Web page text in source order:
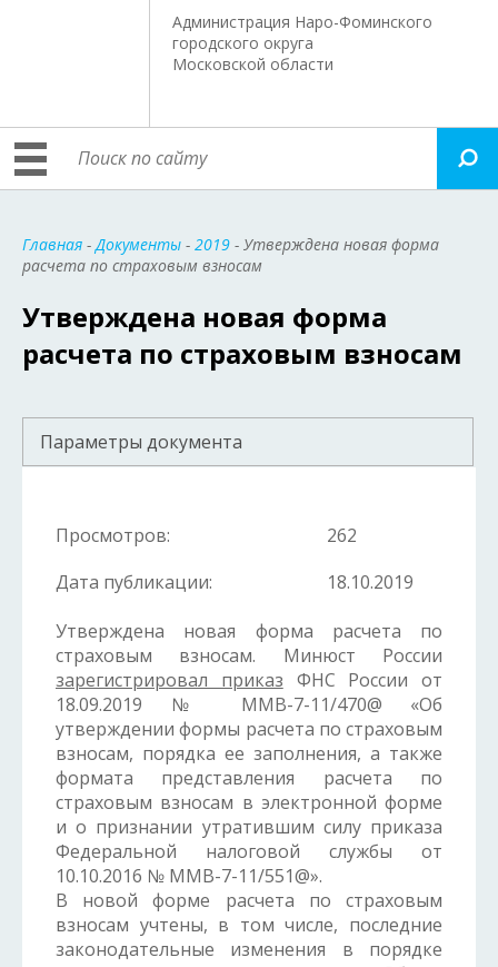
Администрация Наро-Фоминского
городского округа
Московской области
Главная -Документы - 2019 - Утверждена новая форма
расчета по страховым взносам
Утверждена новая форма
расчета по страховым взносам
Параметры документа
Просмотров:
262
Дата публикации:
18.10.2019
Утверждена новая форма расчета по
страховым взносам. Минюст России
зарегистрировал приказ ФНС России от
18.09.2019 № ММВ-7-11/470@ «Об
утверждении формы расчета по страховым
взносам, порядка ее заполнения, а также
формата представления расчета по
страховым взносам в электронной форме
и о признании утратившим силу приказа
Федеральной налоговой службы от
10.10.2016 № ММВ-7-11/551@».
В новой форме расчета по страховым
взносам учтены, в том числе, последние
законодательные изменения в порядке